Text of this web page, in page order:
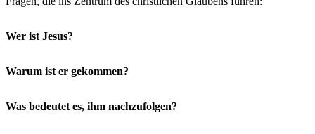
Wer ist Jesus?
Warum ist er gekommen?
Was bedeutet es, ihm nachzufolgen?